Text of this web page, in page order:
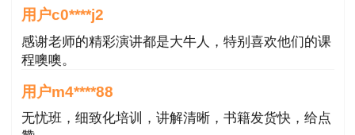
四、证书注册
国家实行房地产估价人员执业资格认证和注册
制度。房地产估价师考试考过以后取得房地产估价
师职业资格证书，经注册后可以从事房地产估价
（含土地估价业务）。
程噢噢。
用户m4****88
无忧班，细致化培训，讲解清晰，书籍发货快，给点
赞。
用户m6****66